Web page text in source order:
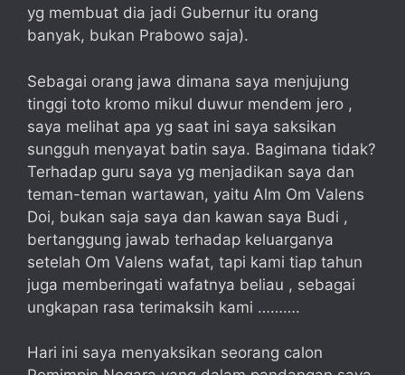
yg membuat dia jadi Gubernur itu orang
banyak, bukan Prabowo saja).
Sebagai orang jawa dimana saya menjujung
tinggi toto kromo mikul duwur mendem jero ,
saya melihat apa yg saat ini saya saksikan
sungguh menyayat batin saya. Bagimana tidak?
Terhadap guru saya yg menjadikan saya dan
teman-teman wartawan, yaitu Alm Om Valens
Doi, bukan saja saya dan kawan saya Budi ,
bertanggung jawab terhadap keluarganya
setelah Om Valens wafat, tapi kami tiap tahun
juga memberingati wafatnya beliau , sebagai
ungkapan rasa terimaksih kami ……….
Hari ini saya menyaksikan seorang calon